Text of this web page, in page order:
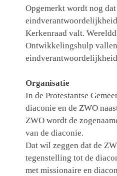
Opgemerkt wordt nog
Kerkenraad valt.
Ontwikkelingshulp
Organisatie
In de Protestantse
diaconie en de ZWO
ZWO wordt de
van de diaconie.
Dat wil zeggen dat de
tegenstelling tot de
met missionaire en